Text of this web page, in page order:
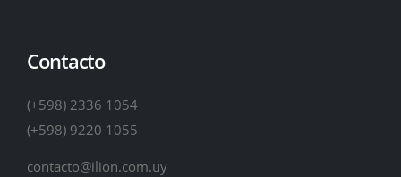
Contacto
(+598) 2336 1054
(+598) 9220 1055
contacto@ilion.com.uy